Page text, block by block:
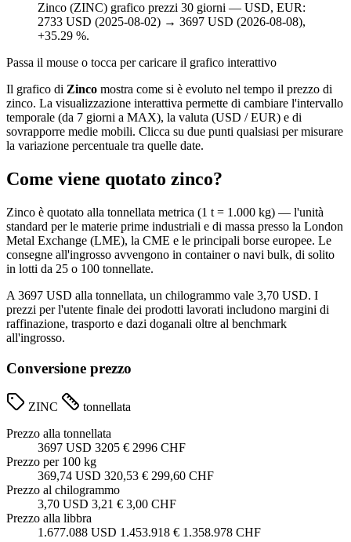
Zinco (ZINC) grafico prezzi 30 giorni — USD, EUR:
2733 USD (2025-08-02) → 3697 USD (2026-08-08),
+35.29 %.
Passa il mouse o tocca per caricare il grafico interattivo
Il grafico di Zinco mostra come si è evoluto nel tempo il prezzo di
zinco. La visualizzazione interattiva permette di cambiare l'intervallo
temporale (da 7 giorni a MAX), la valuta (USD / EUR) e di
sovrapporre medie mobili. Clicca su due punti qualsiasi per misurare
la variazione percentuale tra quelle date.
Come viene quotato zinco?
Zinco è quotato alla tonnellata metrica (1 t = 1.000 kg) — l'unità
standard per le materie prime industriali e di massa presso la London
Metal Exchange (LME), la CME e le principali borse europee. Le
consegne all'ingrosso avvengono in container o navi bulk, di solito
in lotti da 25 o 100 tonnellate.
A 3697 USD alla tonnellata, un chilogrammo vale 3,70 USD. I
prezzi per l'utente finale dei prodotti lavorati includono margini di
raffinazione, trasporto e dazi doganali oltre al benchmark
all'ingrosso.
Conversione prezzo
ZINC
tonnellata
Prezzo alla tonnellata
3697 USD 3205 € 2996 CHF
Prezzo per 100 kg
369,74 USD 320,53 € 299,60 CHF
Prezzo al chilogrammo
3,70 USD 3,21 € 3,00 CHF
Prezzo alla libbra
1.677.088 USD 1.453.918 € 1.358.978 CHF